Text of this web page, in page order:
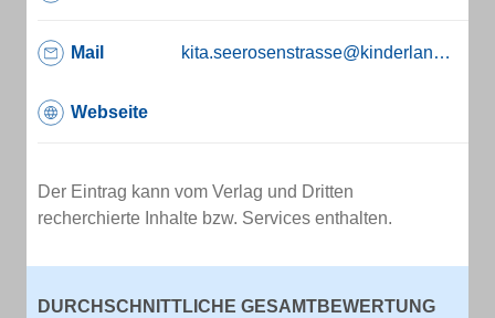
Mail kita.seerosenstrasse@kinderland-poing.de
Webseite
Der Eintrag kann vom Verlag und Dritten
recherchierte Inhalte bzw. Services enthalten.
DURCHSCHNITTLICHE GESAMTBEWERTUNG